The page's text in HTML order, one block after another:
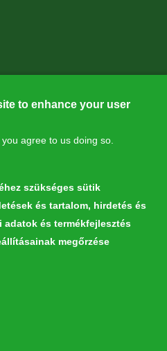
to enhance your user
agree to us doing so.
szükséges sütik
és tartalom, hirdetés és
adatok és termékfejlesztés
megőrzése